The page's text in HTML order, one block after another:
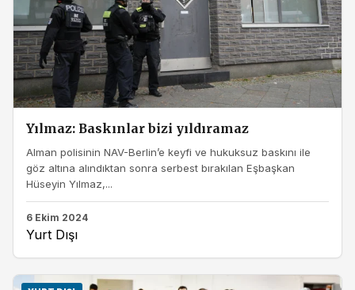
Yılmaz: Baskınlar bizi yıldıramaz
Alman polisinin NAV-Berlin’e keyfi ve hukuksuz baskını ile
göz altına alındıktan sonra serbest bırakılan Eşbaşkan
Hüseyin Yılmaz,...
6 Ekim 2024
Yurt Dışı